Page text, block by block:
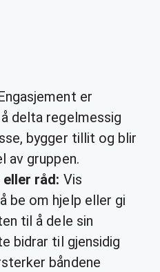
er
delta regelmessig
bygger tillit og blir
av gruppen.
eller råd: Vis
be om hjelp eller gi
til å dele sin
bidrar til gjensidig
båndene